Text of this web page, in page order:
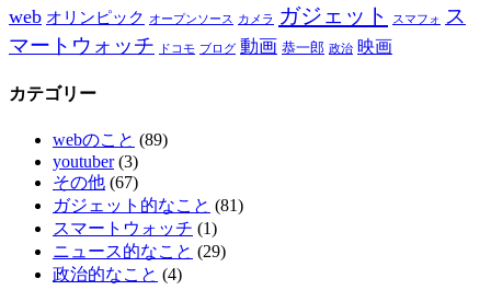
web オリンピック オープンソース カメラ ガジェット スマフォ
ス
マートウォッチ
ドコモ ブログ 動画 恭一郎 政治 映画
カテゴリー
webのこと (89)
youtuber(3)
その他 (67)
ガジェット的なこと (81)
スマートウォッチ (1)
ニュース的なこと (29)
政治的なこと (4)